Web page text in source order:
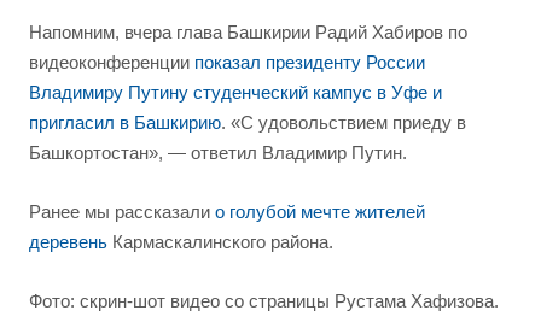
Напомним, вчера глава Башкирии Радий Хабиров по
видеоконференции показал президенту России
Владимиру Путину студенческий кампус в Уфе и
пригласил в Башкирию. «С удовольствием приеду в
Башкортостан», — ответил Владимир Путин.
Ранее мы рассказали о голубой мечте жителей
деревень Кармаскалинского района.
Фото: скрин-шот видео со страницы Рустама Хафизова.